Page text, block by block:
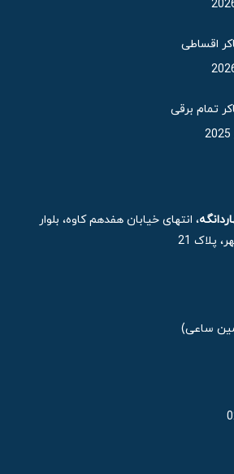
اقساطی
تمام برقی
، انتهای خیابان هفدهم کاوه، بلوار
ساعی)